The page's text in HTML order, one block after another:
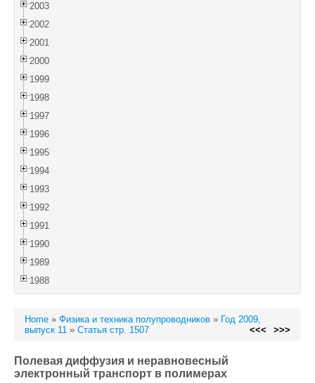
2003
2002
2001
2000
1999
1998
1997
1996
1995
1994
1993
1992
1991
1990
1989
1988
Home » Физика и техника полупроводников » Год 2009,
выпуск 11 » Статья стр. 1507 <<< >>>
Полевая диффузия и неравновесный
электронный транспорт в полимерах